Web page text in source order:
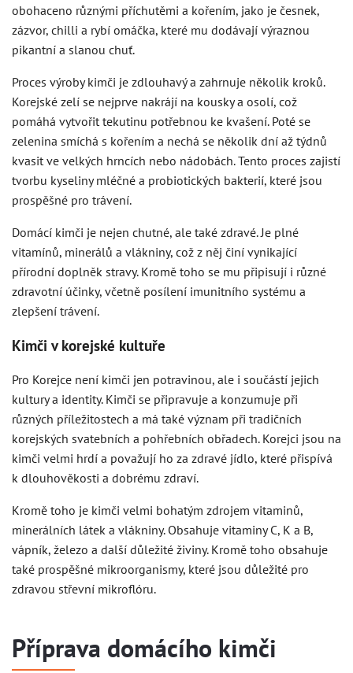
obohaceno různými příchutěmi a kořením, jako je česnek,
zázvor, chilli a rybí omáčka, které mu dodávají výraznou
pikantní a slanou chuť.
Proces výroby kimči je zdlouhavý a zahrnuje několik kroků.
Korejské zelí se nejprve nakrájí na kousky a osolí, což
pomáhá vytvořit tekutinu potřebnou ke kvašení. Poté se
zelenina smíchá s kořením a nechá se několik dní až týdnů
kvasit ve velkých hrncích nebo nádobách. Tento proces zajistí
tvorbu kyseliny mléčné a probiotických bakterií, které jsou
prospěšné pro trávení.
Domácí kimči je nejen chutné, ale také zdravé. Je plné
vitamínů, minerálů a vlákniny, což z něj činí vynikající
přírodní doplněk stravy. Kromě toho se mu připisují i různé
zdravotní účinky, včetně posílení imunitního systému a
zlepšení trávení.
Kimči v korejské kultuře
Pro Korejce není kimči jen potravinou, ale i součástí jejich
kultury a identity. Kimči se připravuje a konzumuje při
různých příležitostech a má také význam při tradičních
korejských svatebních a pohřebních obřadech. Korejci jsou na
kimči velmi hrdí a považují ho za zdravé jídlo, které přispívá
k dlouhověkosti a dobrému zdraví.
Kromě toho je kimči velmi bohatým zdrojem vitaminů,
minerálních látek a vlákniny. Obsahuje vitaminy C, K a B,
vápník, železo a další důležité živiny. Kromě toho obsahuje
také prospěšné mikroorganismy, které jsou důležité pro
zdravou střevní mikroflóru.
Příprava domácího kimči